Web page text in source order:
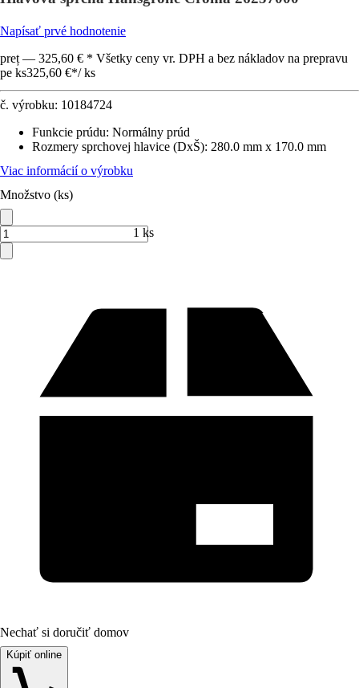
Napísať prvé hodnotenie
preț — 325,60 € * Všetky ceny vr. DPH a bez nákladov na prepravu
pe ks325,60 €*/ ks
č. výrobku: 10184724
Funkcie prúdu: Normálny prúd
Rozmery sprchovej hlavice (DxŠ): 280.0 mm x 170.0 mm
Viac informácií o výrobku
Množstvo (ks)
1 ks
Nechať si doručiť domov
Kúpiť online